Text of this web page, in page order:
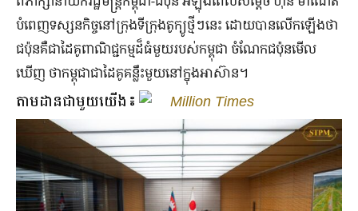
បំពេញទស្សនកិច្ចនៅក្រុងទីក្រុងតូក្យូថ្មីៗនេះ ដោយបានលើកឡើងថា
ជប៉ុនគឺជាដៃគូពាណិជ្ជកម្មដ៏ធំមួយរបស់កម្ពុជា ចំណែកជប៉ុនមើល
ឃើញ ថាកម្ពុជាជាដៃគូគន្លឹះមួយនៅក្នុងអាស៊ាន។
តាមដានជាមួយយើង៖ Million Times